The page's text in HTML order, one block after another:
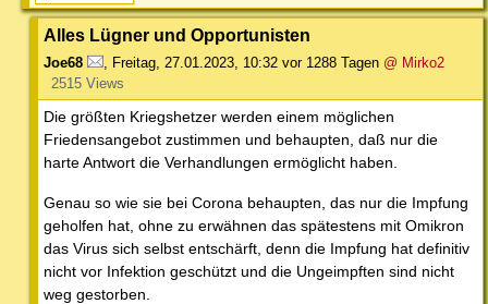
Alles Lügner und Opportunisten
Joe68 Freitag, 27.01.2023, 10:32 vor 1288 Tagen @ Mirko2
2515 Views
Die größten Kriegshetzer werden einem möglichen
Friedensangebot zustimmen und behaupten, daß nur die
harte Antwort die Verhandlungen ermöglicht haben.
Genau so wie sie bei Corona behaupten, das nur die Impfung
geholfen hat, ohne zu erwähnen das spätestens mit Omikron
das Virus sich selbst entschärft, denn die Impfung hat definitiv
nicht vor Infektion geschützt und die Ungeimpften sind nicht
weg gestorben.